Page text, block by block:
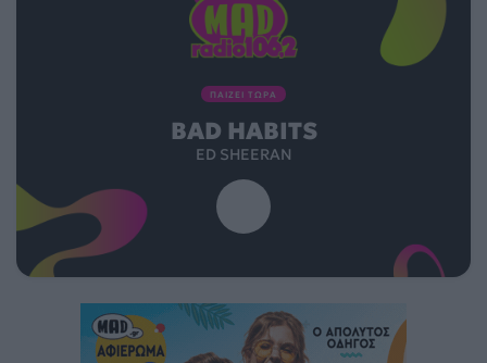
ΠΑΙΖΕΙ ΤΩΡΑ
BAD HABITS
ED SHEERAN